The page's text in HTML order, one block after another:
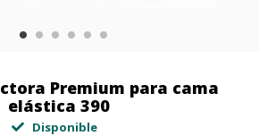
Premium para cama
elástica 390
Disponible